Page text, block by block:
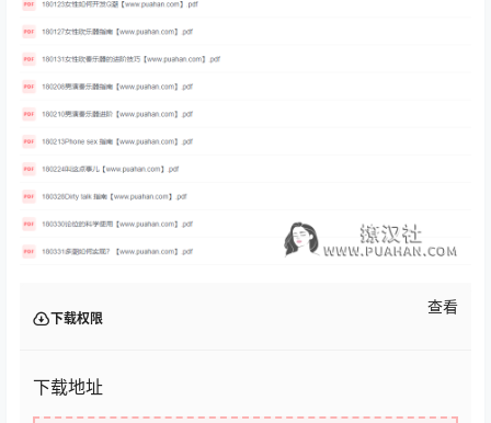
下载权限
查看
下载地址